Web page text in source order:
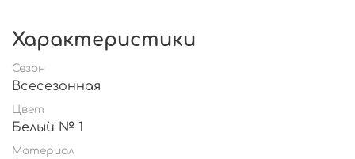
Характеристики
Сезон
Всесезонная
Цвет
Белый № 1
Материал